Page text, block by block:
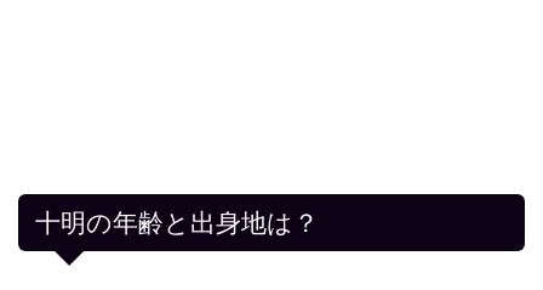
十明の年齢と出身地は？